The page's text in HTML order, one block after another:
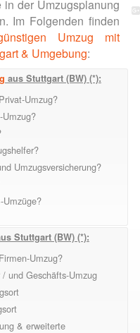
der Umzugsplanung
Im Folgenden finden
Umzug mit
& Umgebung:
aus Stuttgart (BW) (*):
Umzug?
Umzugsversicherung?
Stuttgart (BW) (*):
Umzug?
und Geschäfts-Umzug
& erweiterte